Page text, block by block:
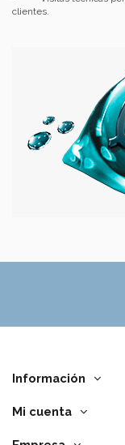
clientes.
Información
Mi cuenta